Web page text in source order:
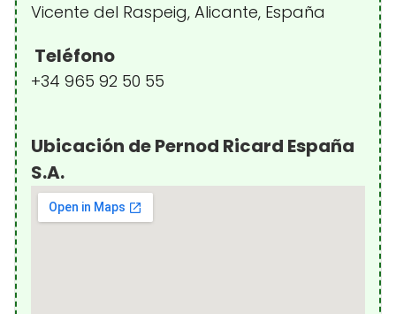
Vicente del Raspeig, Alicante, España
Teléfono
+34 965 92 50 55
Ubicación de Pernod Ricard España
S.A.